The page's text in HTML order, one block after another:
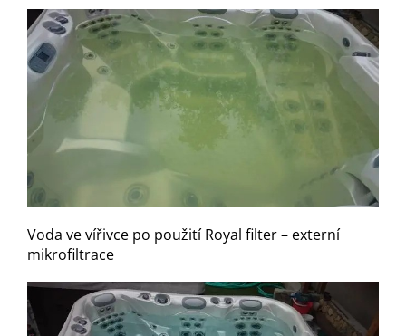
Voda ve vířivce po použití Royal filter – externí
mikrofiltrace